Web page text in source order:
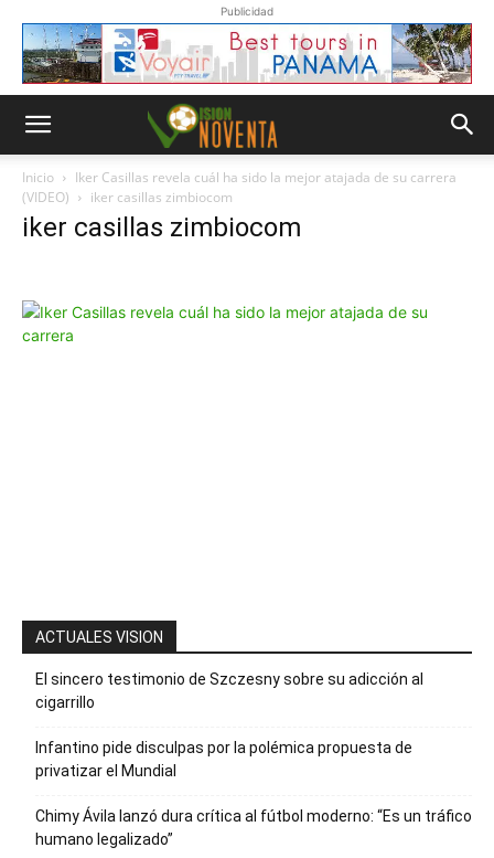
Publicidad
Inicio
Iker Casillas revela cuál ha sido la mejor atajada de su carrera
(VIDEO)
iker casillas zimbiocom
iker casillas zimbiocom
Whatsapp
ACTUALES VISION
El sincero testimonio de Szczesny sobre su adicción al
cigarrillo
Infantino pide disculpas por la polémica propuesta de
privatizar el Mundial
Chimy Ávila lanzó dura crítica al fútbol moderno: “Es un tráfico
humano legalizado”